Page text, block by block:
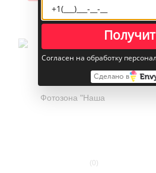
(0)
Согласен на обработку
Сделано в